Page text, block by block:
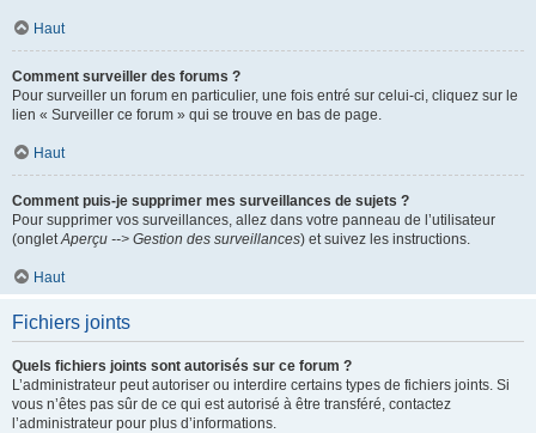
Haut
Comment surveiller des forums ?
Pour surveiller un forum en particulier, une fois entré sur celui-ci, cliquez sur le
lien « Surveiller ce forum » qui se trouve en bas de page.
Haut
Comment puis-je supprimer mes surveillances de sujets ?
Pour supprimer vos surveillances, allez dans votre panneau de l’utilisateur
(ongletAperçu --> Gestion des surveillances) et suivez les instructions.
Haut
Fichiers joints
Quels fichiers joints sont autorisés sur ce forum ?
L’administrateur peut autoriser ou interdire certains types de fichiers joints. Si
vous n’êtes pas sûr de ce qui est autorisé à être transféré, contactez
l’administrateur pour plus d’informations.